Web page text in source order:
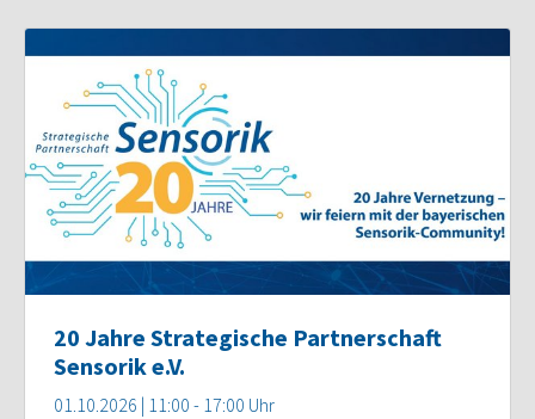
20 Jahre Strategische Partnerschaft
Sensorik e.V.
01.10.2026 | 11:00 - 17:00 Uhr